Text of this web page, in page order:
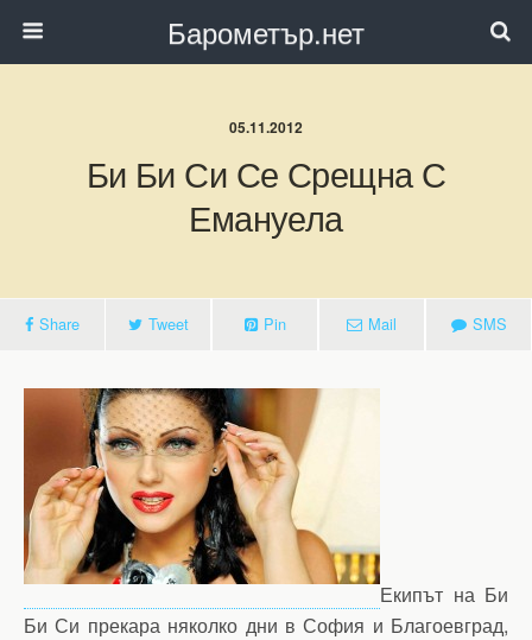
Барометър.нет
05.11.2012
Би Би Си Се Срещна С
Емануела
Share Tweet Pin Mail SMS
Екипът на Би
Би Си прекара няколко дни в София и Благоевград,